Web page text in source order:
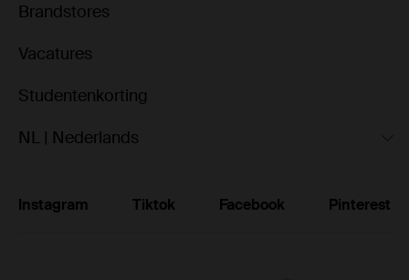
Brandstores
Vacatures
Studentenkorting
NL | Nederlands
Instagram Tiktok Facebook Pinterest